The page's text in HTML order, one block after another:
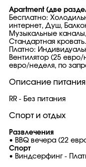
Apartment (две
Бесплатно:
интернет, Душ,
Музыкальные
Стандартная кровать.
Платно:
Вентилятор (25
евро/неделя, по
Описание питания
RR - Без питания
Спорт и отдых
Развлечения
• BBQ вечера (22
Спорт
• Виндсерфинг -